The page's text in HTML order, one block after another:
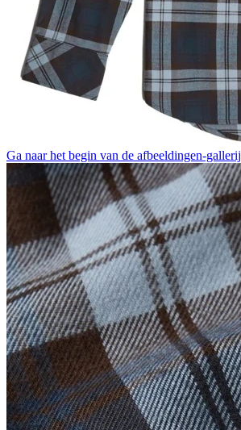
Ga naar het begin van de afbeeldingen-gallerij